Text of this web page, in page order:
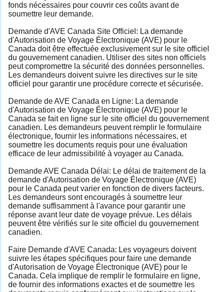
fonds nécessaires pour couvrir ces coûts avant de
soumettre leur demande.
Demande d'AVE Canada Site Officiel: La demande
d'Autorisation de Voyage Électronique (AVE) pour le
Canada doit être effectuée exclusivement sur le site officiel
du gouvernement canadien. Utiliser des sites non officiels
peut compromettre la sécurité des données personnelles.
Les demandeurs doivent suivre les directives sur le site
officiel pour garantir une procédure correcte et sécurisée.
Demande de AVE Canada en Ligne: La demande
d'Autorisation de Voyage Électronique (AVE) pour le
Canada se fait en ligne sur le site officiel du gouvernement
canadien. Les demandeurs peuvent remplir le formulaire
électronique, fournir les informations nécessaires, et
soumettre les documents requis pour une évaluation
efficace de leur admissibilité à voyager au Canada.
Demande AVE Canada Délai: Le délai de traitement de la
demande d'Autorisation de Voyage Électronique (AVE)
pour le Canada peut varier en fonction de divers facteurs.
Les demandeurs sont encouragés à soumettre leur
demande suffisamment à l'avance pour garantir une
réponse avant leur date de voyage prévue. Les délais
peuvent être vérifiés sur le site officiel du gouvernement
canadien.
Faire Demande d'AVE Canada: Les voyageurs doivent
suivre les étapes spécifiques pour faire une demande
d'Autorisation de Voyage Électronique (AVE) pour le
Canada. Cela implique de remplir le formulaire en ligne,
de fournir des informations exactes et de soumettre les